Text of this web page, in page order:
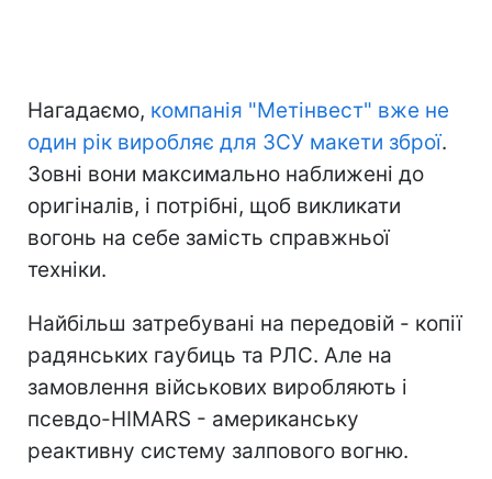
Нагадаємо, компанія "Метінвест" вже не
один рік виробляє для ЗСУ макети зброї.
Зовні вони максимально наближені до
оригіналів, і потрібні, щоб викликати
вогонь на себе замість справжньої
техніки.
Найбільш затребувані на передовій - копії
радянських гаубиць та РЛС. Але на
замовлення військових виробляють і
псевдо-HIMARS - американську
реактивну систему залпового вогню.